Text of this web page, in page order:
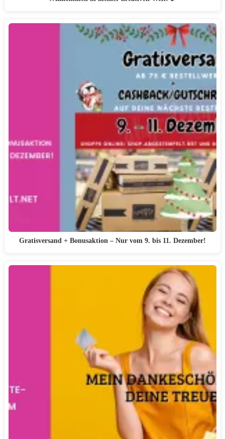
Gratisversand + Bonusaktion – Nur vom 9. bis 11. Dezember!